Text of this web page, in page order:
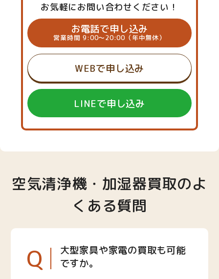
お気軽にお問い合わせください！
お電話で申し込み
営業時間 9:00～20:00（年中無休）
WEBで申し込み
LINEで申し込み
空気清浄機・加湿器買取のよ
くある質問
Q
大型家具や家電の買取も可能
ですか。